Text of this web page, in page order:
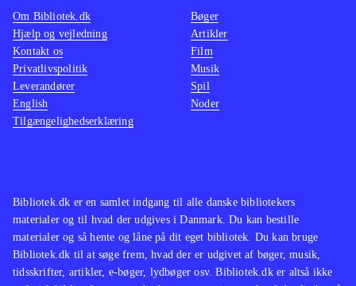
Bibliotek.dk er en samlet indgang til alle danske bibliotekers
materialer og til hvad der udgives i Danmark. Du kan bestille
materialer og så hente og låne på dit eget bibliotek. Du kan bruge
Bibliotek.dk til at søge frem, hvad der er udgivet af bøger, musik,
tidsskrifter, artikler, e-bøger, lydbøger osv. Bibliotek.dk er altså ikke
Om Bibliotek.dk
Hjælp og vejledning
Kontakt os
Privatlivspolitik
Leverandører
English
Tilgængelighedserklæring
Bøger
Artikler
Film
Musik
Spil
Noder